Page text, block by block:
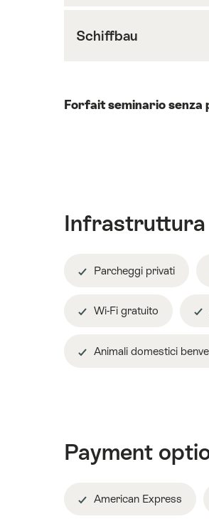
Sala
Schiffbau
Contenuti
Forfait seminario
Infrastruttura
Parcheggi privati
Wi-Fi gratuito
Animali domestici
Payment
American Express